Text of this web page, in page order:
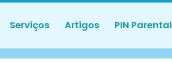
Serviços Artigos PIN Parental